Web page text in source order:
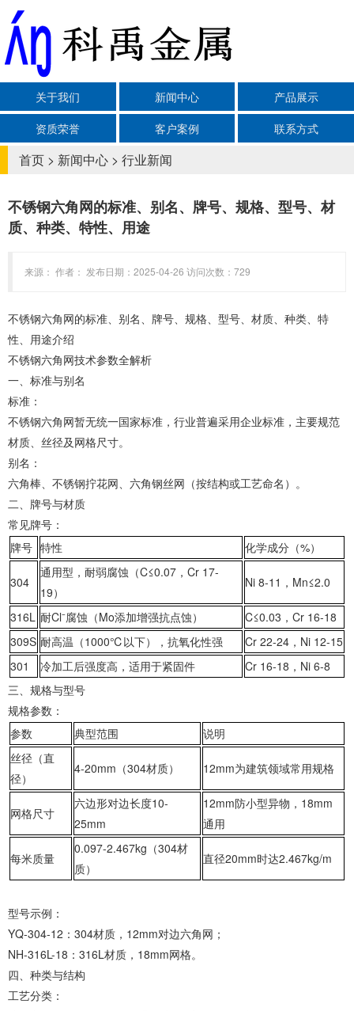
关于我们 新闻中心
产品展示
资质荣誉
客户案例 联系方式
首页 > 新闻中心 > 行业新闻
不锈钢六角网的标准、别名、牌号、规格、型号、材
质、种类、特性、用途
来源： 作者： 发布日期：2025-04-26 访问次数：729
不锈钢六角网的标准、别名、牌号、规格、型号、材质、种类、特
性、用途介绍
‌不锈钢六角网技术参数全解析‌
‌一、标准与别名‌
‌标准‌：
不锈钢六角网暂无统一国家标准，行业普遍采用企业标准，主要规范
材质、丝径及网格尺寸。
‌别名‌：
‌六角棒‌、‌不锈钢拧花网‌、‌六角钢丝网‌（按结构或工艺命名）。
‌二、牌号与材质‌
‌常见牌号‌：
牌号 特性 化学成分（%）
304
通用型，耐弱腐蚀（C≤0.07 ，Cr 17-
19）
Ni 8-11 ， Mn≤2.0
316L 耐Cl⁻腐蚀（Mo添加增强抗点蚀） C≤0.03 ，Cr 16-18
309S 耐高温（1000℃以下），抗氧化性强 Cr 22-24 ， Ni 12-15
301
冷加工后强度高，适用于紧固件 Cr 16-18 ， Ni 6-8
‌三、规格与型号‌
‌规格参数‌：
参数
典型范围
说明
丝径（直
径）
4-20mm （304材质） 12mm为建筑领域常用规格
网格尺寸
六边形对边长度10-
25mm
12mm防小型异物， 18mm
通用
每米质量
0.097-2.467kg （304材
质）
直径20mm时达2.467kg/m
‌型号示例‌：
‌YQ-304-12‌：304材质，12mm对边六角网；
‌NH-316L-18‌：316L材质，18mm网格。
‌四、种类与结构‌
‌工艺分类‌：